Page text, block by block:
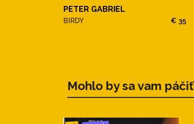
PETER GABRIEL
BIRDY € 35
Mohlo by sa vam páčiť